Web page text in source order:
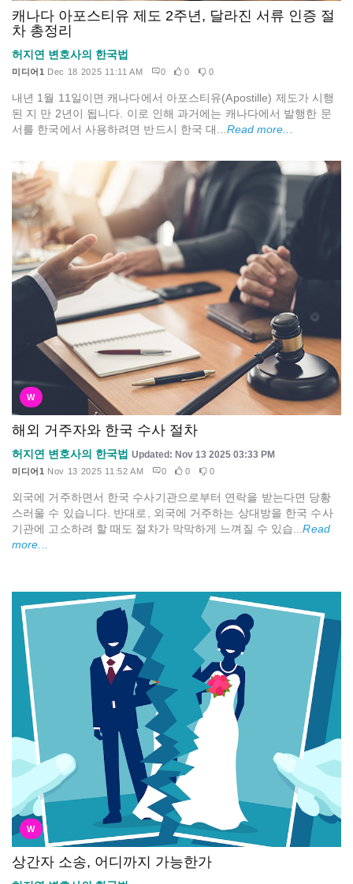
캐나다 아포스티유 제도 2주년, 달라진 서류 인증 절
차 총정리
허지연 변호사의 한국법
미디어1 Dec 18 2025 11:11 AM 0 0 0
내년 1월 11일이면 캐나다에서 아포스티유(Apostille) 제도가 시행
된 지 만 2년이 됩니다. 이로 인해 과거에는 캐나다에서 발행한 문
서를 한국에서 사용하려면 반드시 한국 대... Read more...
W
해외 거주자와 한국 수사 절차
허지연 변호사의 한국법 Updated: Nov 13 2025 03:33 PM
미디어1 Nov 13 2025 11:52 AM 0 0 0
외국에 거주하면서 한국 수사기관으로부터 연락을 받는다면 당황
스러울 수 있습니다. 반대로, 외국에 거주하는 상대방을 한국 수사
기관에 고소하려 할 때도 절차가 막막하게 느껴질 수 있습...Read
more...
W
상간자 소송, 어디까지 가능한가